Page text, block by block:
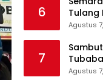
6
Tulang
Senam
Agustus
7
Agustus